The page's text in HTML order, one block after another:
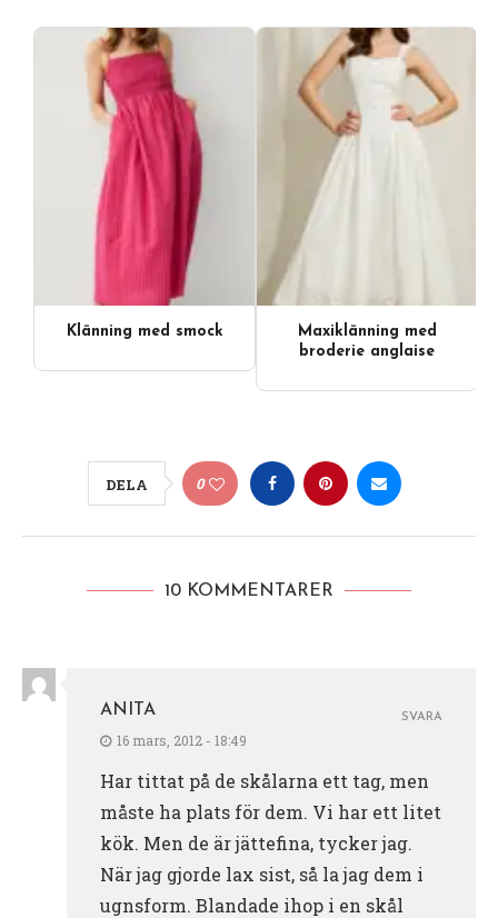
Klänning med smock
Maxiklänning med
broderie anglaise
DELA 0
10 KOMMENTARER
ANITA
16 mars, 2012 - 18:49
Har tittat på de skålarna ett tag, men
måste ha plats för dem. Vi har ett litet
kök. Men de är jättefina, tycker jag.
När jag gjorde lax sist, så la jag dem i
ugnsform. Blandade ihop i en skål
SVARA